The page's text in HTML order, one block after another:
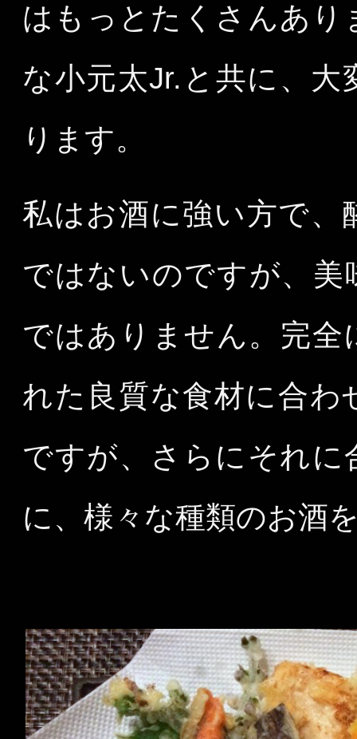
はもっとたくさんあ
な小元太Jr.と共に、
ります。
私はお酒に強い方で、
ではないのですが、
ではありません。完
れた良質な食材に合わ
ですが、さらにそれ
に、様々な種類のお酒